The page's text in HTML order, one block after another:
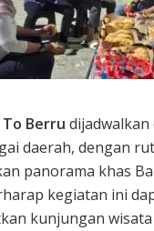
Berru
daerah, dengan
panorama khas
kegiatan ini
kunjungan